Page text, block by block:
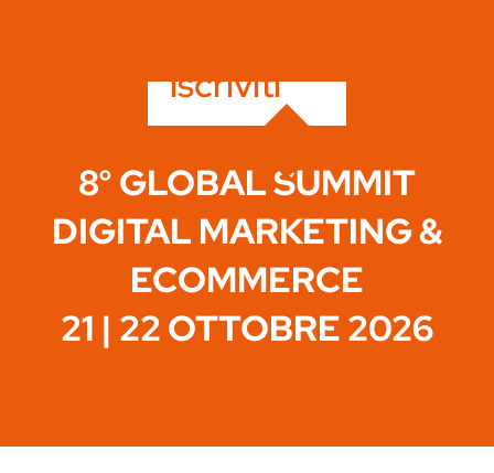
iscriviti
8° GLOBAL SUMMIT
DIGITAL MARKETING &
ECOMMERCE
21 | 22 OTTOBRE 2026